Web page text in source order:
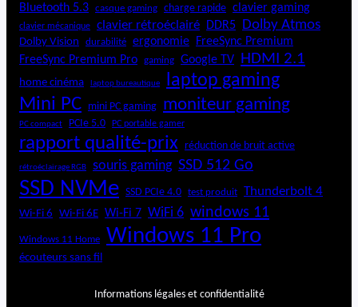
Bluetooth 5.3 casque gaming charge rapide clavier gaming
clavier mécanique clavier rétroéclairé DDR5 Dolby Atmos
Dolby Vision durabilité ergonomie
FreeSync Premium
FreeSync Premium Pro
gaming Google TV HDMI 2.1
home cinéma laptop bureautique laptop gaming
Mini PC mini PC gaming moniteur gaming
PC compact PCIe 5.0 PC portable gamer
rapport qualité-prix réduction de bruit active
rétroéclairage RGB souris gaming SSD 512 Go
SSD NVMe SSD PCIe 4.0 test produit Thunderbolt 4
Wi-Fi 6 Wi-Fi 6E Wi-Fi 7 WiFi 6 windows 11
Windows 11 Home Windows 11 Pro
écouteurs sans fil
Informations légales et confidentialité